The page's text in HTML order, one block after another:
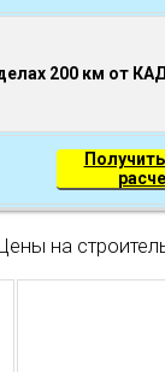
200 км от
на